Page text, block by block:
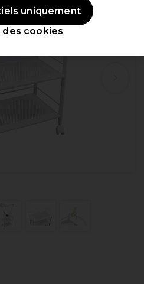
des cookies
uniquement